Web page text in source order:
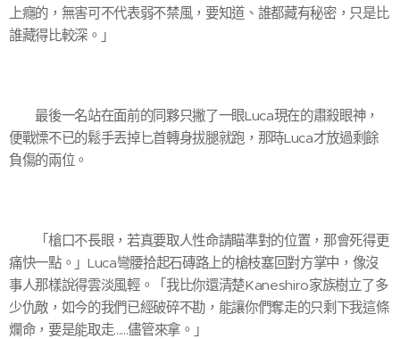
上癮的，無害可不代表弱不禁風，要知道、誰都藏有秘密，只是比
誰藏得比較深。」
最後一名站在面前的同夥只撇了一眼Luca現在的肅殺眼神，
便戰慄不已的鬆手丟掉匕首轉身拔腿就跑，那時Luca才放過剩餘
負傷的兩位。
「槍口不長眼，若真要取人性命請瞄準對的位置，那會死得更
痛快一點。」Luca彎腰拾起石磚路上的槍枝塞回對方掌中，像沒
事人那樣說得雲淡風輕。「我比你還清楚Kaneshiro家族樹立了多
少仇敵，如今的我們已經破碎不勘，能讓你們奪走的只剩下我這條
爛命，要是能取走......儘管來拿。」